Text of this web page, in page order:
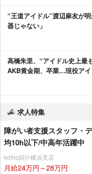
“王道アイドル”渡辺麻友が
器じゃない」
高橋朱里、“アイドル史上最
AKB黄金期、卒業…現役アイ
求人特集
障がい者支援スタッフ・
均10h以下/中高年活躍中
kotrio紹介横浜支店
月給24万円～28万円